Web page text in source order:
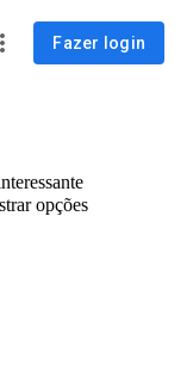
Fazer login
opções